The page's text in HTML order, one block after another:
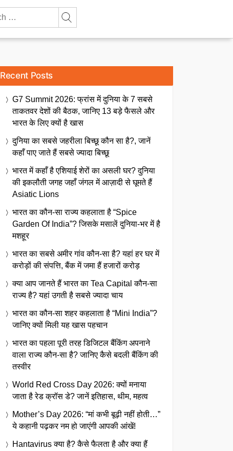
Recent Posts
G7 Summit 2026: फ्रांस में दुनिया के 7 सबसे
ताकतवर देशों की बैठक, जानिए 13 बड़े फैसले और
भारत के लिए क्यों है खास
दुनिया का सबसे जहरीला बिच्छू कौन सा है?, जानें
कहाँ पाए जाते हैं सबसे ज्यादा बिच्छू
भारत में कहाँ है एशियाई शेरों का असली घर? दुनिया
की इकलौती जगह जहाँ जंगल में आज़ादी से घूमते हैं
Asiatic Lions
भारत का कौन-सा राज्य कहलाता है “Spice
Garden Of India”? जिसके मसालें दुनिया-भर में है
मशहूर
भारत का सबसे अमीर गांव कौन-सा है? यहां हर घर में
करोड़ों की संपत्ति, बैंक में जमा हैं हजारों करोड़
क्या आप जानते हैं भारत का Tea Capital कौन-सा
राज्य है? यहां उगती है सबसे ज्यादा चाय
भारत का कौन-सा शहर कहलाता है “Mini India”?
जानिए क्यों मिली यह खास पहचान
भारत का पहला पूरी तरह डिजिटल बैंकिंग अपनाने
वाला राज्य कौन-सा है? जानिए कैसे बदली बैंकिंग की
तस्वीर
World Red Cross Day 2026: क्यों मनाया
जाता है रेड क्रॉस डे? जानें इतिहास, थीम, महत्व
Mother’s Day 2026: “मां कभी बूढ़ी नहीं होती…”
ये कहानी पढ़कर नम हो जाएंगी आपकी आंखें!
Hantavirus क्या है? कैसे फैलता है और क्या हैं